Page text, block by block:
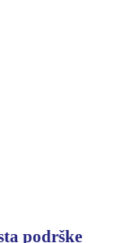
podrške